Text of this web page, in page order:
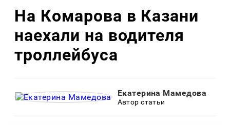
На Комарова в Казани
наехали на водителя
троллейбуса
Екатерина Мамедова
Автор статьи